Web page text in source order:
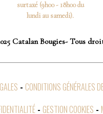
surtaxé (9h00 - 18h00 du
lundi au samedi).
Catalan Bougies- Tous
CONDITIONS GÉNÉRALES
GESTION COOKIES